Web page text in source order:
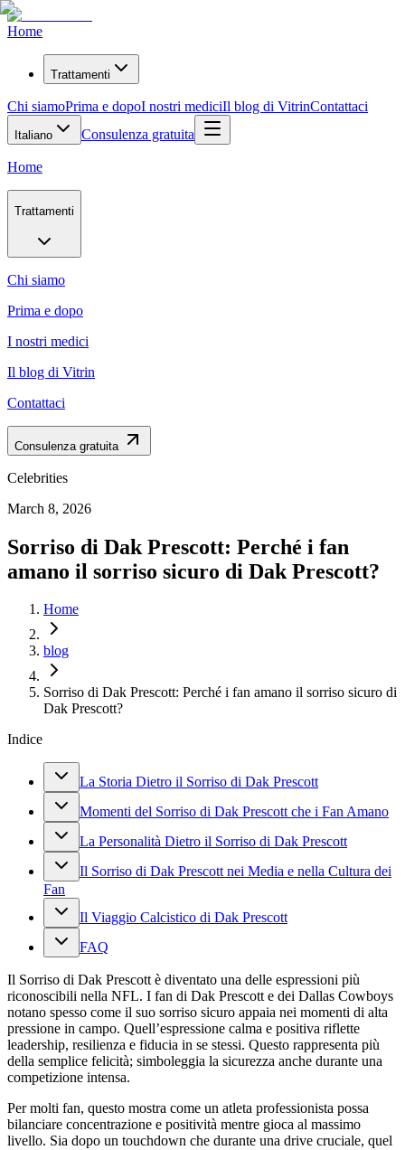
Home
Trattamenti
Chi siamoPrima e dopoI nostri mediciIl blog di VitrinContattaci
Italiano Consulenza gratuita
Home
Trattamenti
Chi siamo
Prima e dopo
I nostri medici
Il blog di Vitrin
Contattaci
Consulenza gratuita
Celebrities
March 8, 2026
Sorriso di Dak Prescott: Perché i fan
amano il sorriso sicuro di Dak Prescott?
Home
blog
Sorriso di Dak Prescott: Perché i fan amano il sorriso sicuro di
Dak Prescott?
Indice
La Storia Dietro il Sorriso di Dak Prescott
Momenti del Sorriso di Dak Prescott che i Fan Amano
La Personalità Dietro il Sorriso di Dak Prescott
Il Sorriso di Dak Prescott nei Media e nella Cultura dei
Fan
Il Viaggio Calcistico di Dak Prescott
FAQ
Il Sorriso di Dak Prescott è diventato una delle espressioni più
riconoscibili nella NFL. I fan di Dak Prescott e dei Dallas Cowboys
notano spesso come il suo sorriso sicuro appaia nei momenti di alta
pressione in campo. Quell’espressione calma e positiva riflette
leadership, resilienza e fiducia in se stessi. Questo rappresenta più
della semplice felicità; simboleggia la sicurezza anche durante una
competizione intensa.
Per molti fan, questo mostra come un atleta professionista possa
bilanciare concentrazione e positività mentre gioca al massimo
livello. Sia dopo un touchdown che durante una drive cruciale, quel